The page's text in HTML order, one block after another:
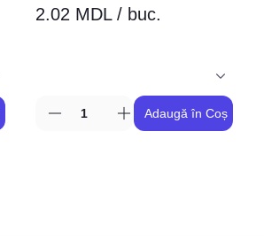
2.02 MDL / buc.
Adaugă în Coș